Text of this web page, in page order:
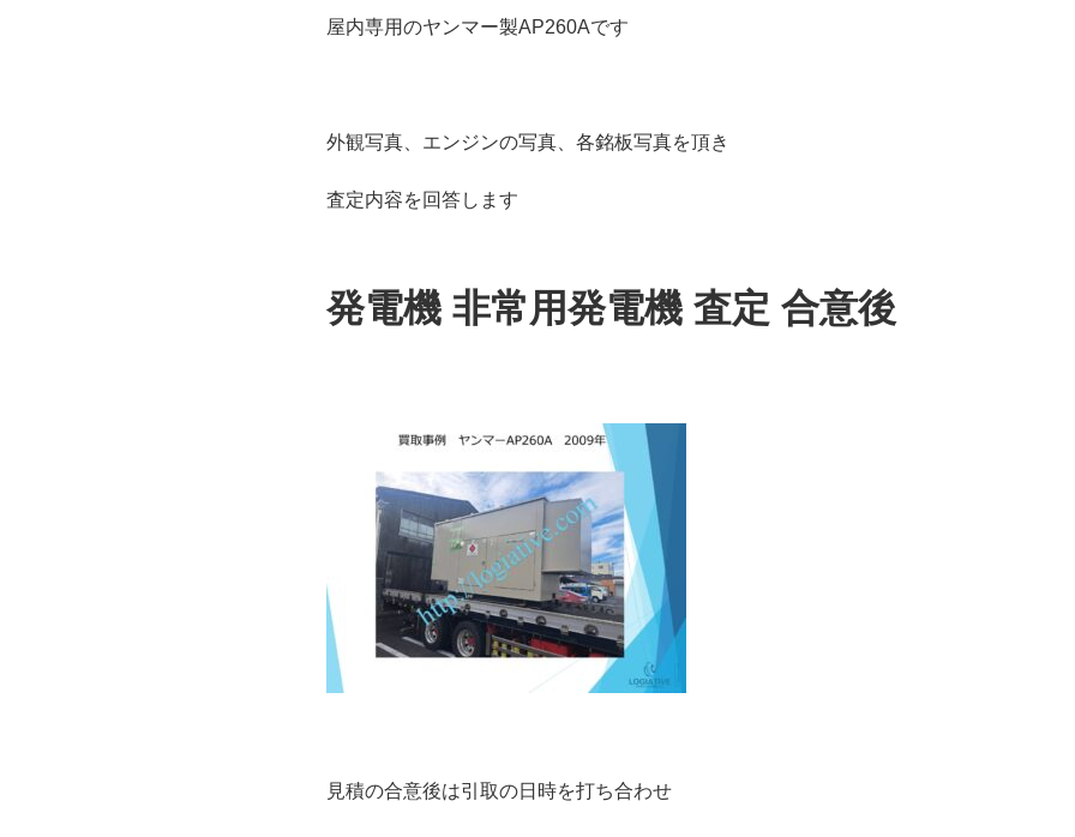
屋内専用のヤンマー製AP260Aです
外観写真、エンジンの写真、各銘板写真を頂き
査定内容を回答します
発電機 非常用発電機 査定 合意後
見積の合意後は引取の日時を打ち合わせ